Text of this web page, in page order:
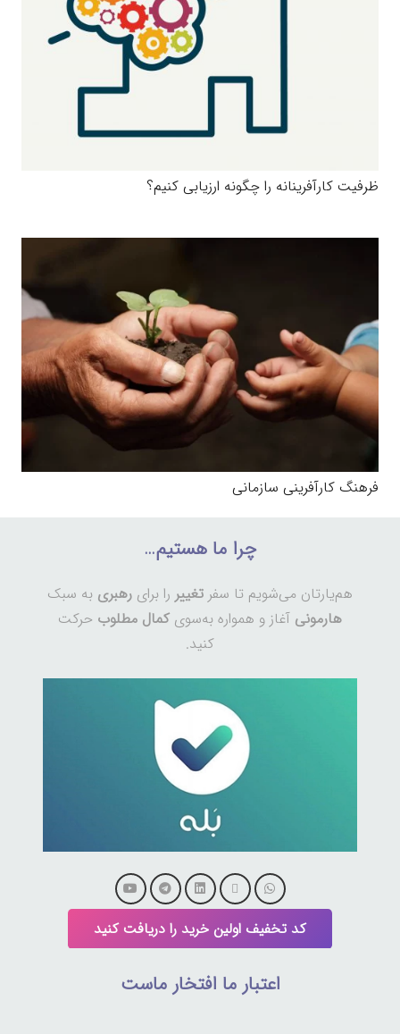
ظرفیت کارآفرینانه را چگونه ارزیابی کنیم؟
فرهنگ کارآفرینی سازمانی
چرا ما هستیم…
هم‌یارتان می‌شویم تا سفر تغییر را برای رهبری به سبک
هارمونی آغاز و همواره به‌سوی کمال مطلوب حرکت
کنید.
کد تخفیف اولین خرید را دریافت کنید
اعتبار ما افتخار ماست